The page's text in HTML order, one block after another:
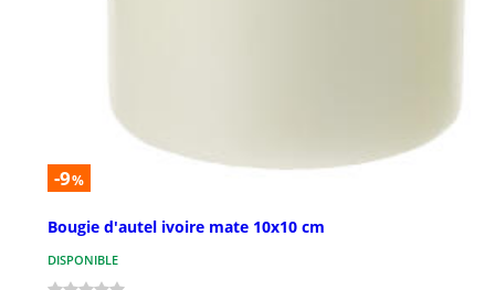
-9%
Bougie d'autel ivoire mate 10x10 cm
DISPONIBLE